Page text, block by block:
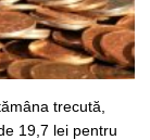
trecută,
19,7 lei pentru